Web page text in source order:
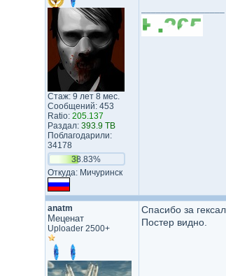
Стаж: 9 лет 8 мес.
Сообщений: 453
Ratio: 205.137
Раздал: 393.9 TB
Поблагодарили:
34178
38.83%
Откуда: Мичуринск
anatm
Меценат
Uploader 2500+
Спасибо за
Постер видно.